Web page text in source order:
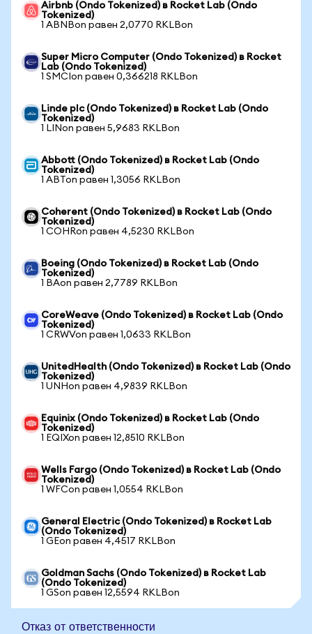
Airbnb (Ondo Tokenized) в Rocket Lab (Ondo
Tokenized)
1 ABNBon равен 2,0770 RKLBon
Super Micro Computer (Ondo Tokenized) в Rocket
Lab (Ondo Tokenized)
1 SMCIon равен 0,366218 RKLBon
Linde plc (Ondo Tokenized) в Rocket Lab (Ondo
Tokenized)
1 LINon равен 5,9683 RKLBon
Abbott (Ondo Tokenized) в Rocket Lab (Ondo
Tokenized)
1 ABTon равен 1,3056 RKLBon
Coherent (Ondo Tokenized) в Rocket Lab (Ondo
Tokenized)
1 COHRon равен 4,5230 RKLBon
Boeing (Ondo Tokenized) в Rocket Lab (Ondo
Tokenized)
1 BAon равен 2,7789 RKLBon
CoreWeave (Ondo Tokenized) в Rocket Lab (Ondo
Tokenized)
1 CRWVon равен 1,0633 RKLBon
UnitedHealth (Ondo Tokenized) в Rocket Lab (Ondo
Tokenized)
1 UNHon равен 4,9839 RKLBon
Equinix (Ondo Tokenized) в Rocket Lab (Ondo
Tokenized)
1 EQIXon равен 12,8510 RKLBon
Wells Fargo (Ondo Tokenized) в Rocket Lab (Ondo
Tokenized)
1 WFCon равен 1,0554 RKLBon
General Electric (Ondo Tokenized) в Rocket Lab
(Ondo Tokenized)
1 GEon равен 4,4517 RKLBon
Goldman Sachs (Ondo Tokenized) в Rocket Lab
(Ondo Tokenized)
1 GSon равен 12,5594 RKLBon
Отказ от ответственности